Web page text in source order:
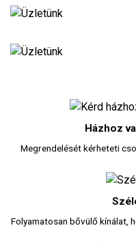
Házhoz
Megrendelését kérheteti
Folyamatosan bővülő kínálat,